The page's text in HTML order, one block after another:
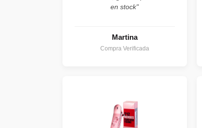
en stock"
Martina
Compra Verificada